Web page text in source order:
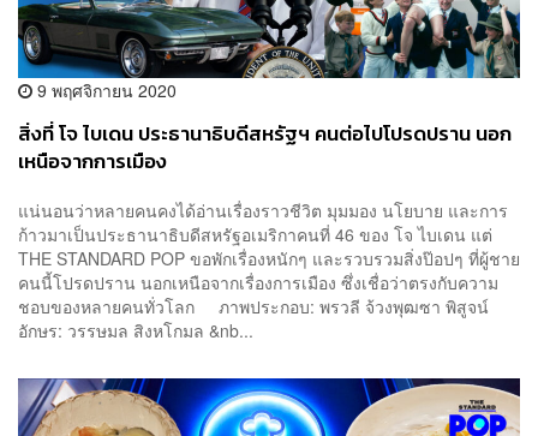
9 พฤศจิกายน 2020
สิ่งที่ โจ ไบเดน ประธานาธิบดีสหรัฐฯ คนต่อไปโปรดปราน นอก
เหนือจากการเมือง
แน่นอนว่าหลายคนคงได้อ่านเรื่องราวชีวิต มุมมอง นโยบาย และการ
ก้าวมาเป็นประธานาธิบดีสหรัฐอเมริกาคนที่ 46 ของ โจ ไบเดน แต่
THE STANDARD POP ขอพักเรื่องหนักๆ และรวบรวมสิ่งป๊อปๆ ที่ผู้ชาย
คนนี้โปรดปราน นอกเหนือจากเรื่องการเมือง ซึ่งเชื่อว่าตรงกับความ
ชอบของหลายคนทั่วโลก ภาพประกอบ: พรวลี จ้วงพุฒซา พิสูจน์
อักษร: วรรษมล สิงหโกมล &nb...